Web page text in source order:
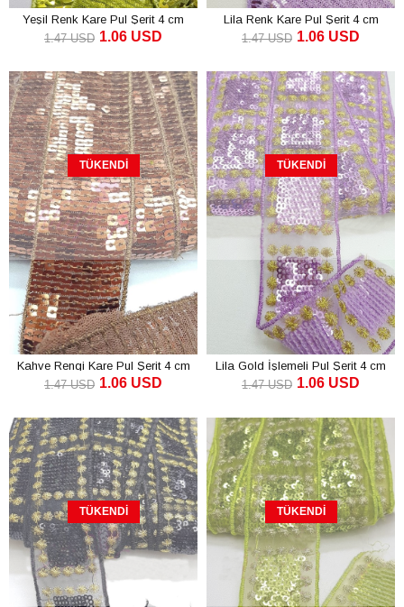
Yeşil Renk Kare Pul Şerit 4 cm
1.06 USD
1.47 USD
Lila Renk Kare Pul Şerit 4 cm
1.06 USD
1.47 USD
TÜKENDI
Kahve Rengi Kare Pul Şerit 4 cm
1.06 USD
1.47 USD
TÜKENDI
Lila Gold İşlemeli Pul Şerit 4 cm
1.06 USD
1.47 USD
TÜKENDI TÜKENDI